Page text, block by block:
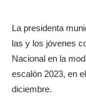
La presidenta
las y los jóvenes
Nacional en la
escalón 2023, en
diciembre.